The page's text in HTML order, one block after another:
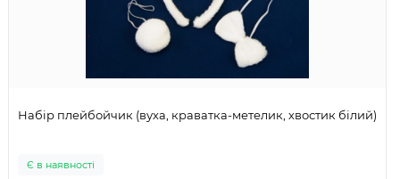
Набір плейбойчик (вуха, краватка-метелик, хвостик білий)
Є в наявності